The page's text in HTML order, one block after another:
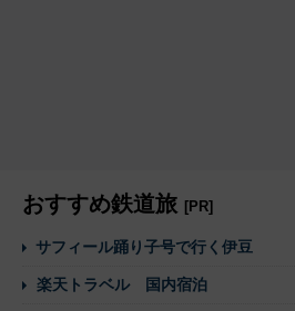
おすすめ鉄道旅 [PR]
サフィール踊り子号で行く伊豆
楽天トラベル 国内宿泊